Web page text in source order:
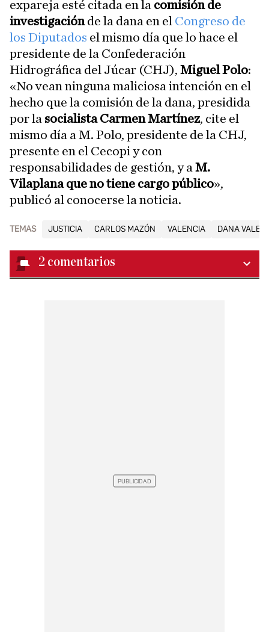
expareja esté citada en la comisión de
investigaciónde la dana en el Congreso de
los Diputados el mismo día que lo hace el
presidente de la Confederación
Hidrográfica del Júcar (CHJ), Miguel Polo:
«No vean ninguna maliciosa intención en el
hecho que la comisión de la dana, presidida
por la socialista Carmen Martínez, cite el
mismo día a M. Polo, presidente de la CHJ,
presente en el Cecopi y con
responsabilidades de gestión, y a M.
Vilaplana que no tiene cargo público»,
publicó al conocerse la noticia.
TEMAS JUSTICIA CARLOS MAZÓN VALENCIA DANA
2 comentarios